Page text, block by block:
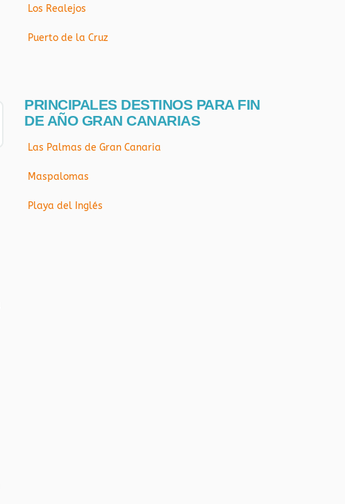
Los Realejos
Puerto de la Cruz
PRINCIPALES DESTINOS PARA FIN
DE AÑO GRAN CANARIAS
Las Palmas de Gran Canaria
Maspalomas
Playa del Inglés